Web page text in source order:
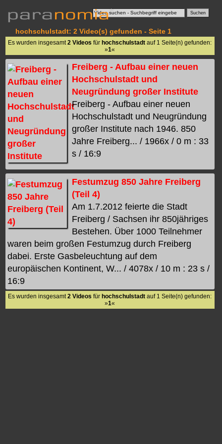
hochschulstadt: 2 Video(s) gefunden - Seite 1
Es wurden insgesamt2 Videos fürhochschulstadt auf 1 Seite(n) gefunden:
»1«
Freiberg - Aufbau einer neuen
Hochschulstadt und
Neugründung großer Institute
Freiberg - Aufbau einer neuen
Hochschulstadt und Neugründung
großer Institute nach 1946. 850
Jahre Freiberg... / 1966x / 0 m : 33
s / 16:9
Festumzug 850 Jahre Freiberg
(Teil 4)
Am 1.7.2012 feierte die Stadt
Freiberg / Sachsen ihr 850jähriges
Bestehen. Über 1000 Teilnehmer
waren beim großen Festumzug durch Freiberg
dabei. Erste Gasbeleuchtung auf dem
europäischen Kontinent, W... / 4078x / 10 m : 23 s /
16:9
Es wurden insgesamt2 Videos für hochschulstadt auf 1 Seite(n) gefunden:
»1«